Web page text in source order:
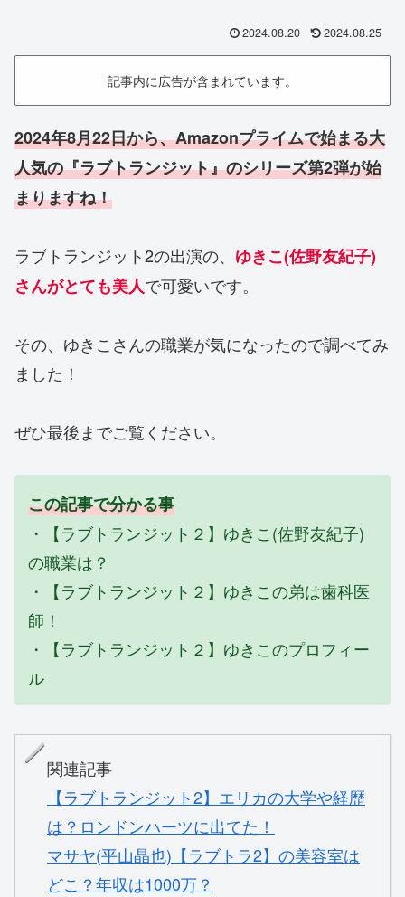
2024.08.20 2024.08.25
記事内に広告が含まれています。
2024年8月22日から、Amazonプライムで始まる大
人気の『ラブトランジット』のシリーズ第2弾が始
まりますね！
ラブトランジット2の出演の、 ゆきこ(佐野友紀子)
さんがとても美人で可愛いです。
その、ゆきこさんの職業が気になったので調べてみ
ました！
ぜひ最後までご覧ください。
この記事で分かる事
・【ラブトランジット２】ゆきこ(佐野友紀子)
の職業は？
・【ラブトランジット２】ゆきこの弟は歯科医
師！
・【ラブトランジット２】ゆきこのプロフィー
ル
関連記事
【ラブトランジット2】エリカの大学や経歴
は？ロンドンハーツに出てた！
マサヤ(平山晶也)【ラブトラ2】の美容室は
どこ？年収は1000万？